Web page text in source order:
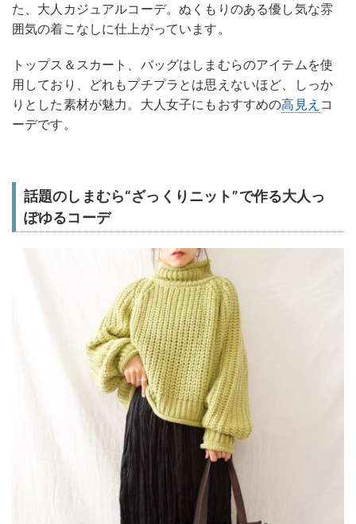
た、大人カジュアルコーデ。ぬくもりのある優し気な雰
囲気の着こなしに仕上がっています。
トップス＆スカート、バッグはしまむらのアイテムを使
用しており、どれもプチプラとは思えないほど、しっか
りとした素材が魅力。大人女子にもおすすめの高見え コ
ーデです。
話題のしまむら“ざっくりニット”で作る大人っ
ぽゆるコーデ